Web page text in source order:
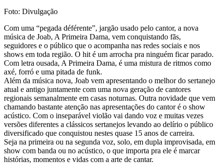
Foto: Divulgação
Com uma “pegada déférente”, jargão usado pelo cantor, a nova
música de Joab, A Primeira Dama, vem conquistando fãs,
seguidores e o público que o acompanha nas redes sociais e nos
shows em toda região. O hit é um arrocha pra ninguém ficar parado.
Com letra ousada, A Primeira Dama, é uma mistura de ritmos como
axé, forró e uma pitada de funk.
Além da música nova, Joab vem apresentando o melhor do sertanejo
atual e antigo juntamente com uma nova geração de cantores
regionais semanalmente em casas noturnas. Outra novidade que vem
chamando bastante atenção nas apresentações do cantor é o show
acústico. Com o inseparável violão vai dando voz e muitas vezes
versões diferentes a clássicos sertanejos levando ao delírio o público
diversificado que conquistou nestes quase 15 anos de carreira.
Seja na primeira ou na segunda voz, solo, em dupla improvisada, em
show com banda ou no acústico, o que importa pra ele é marcar
histórias, momentos e vidas com a arte de cantar.